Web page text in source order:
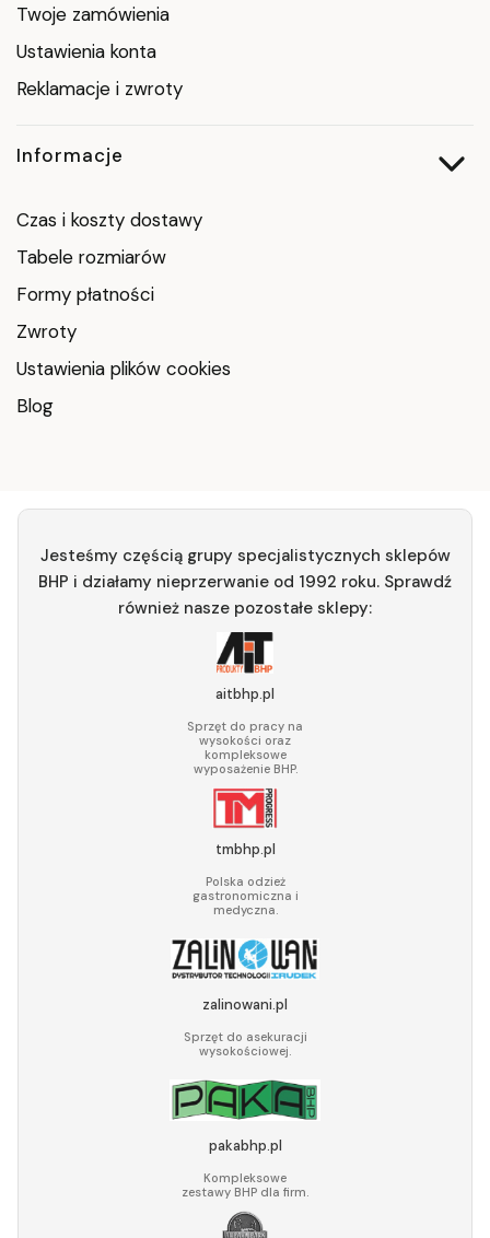
Twoje zamówienia
Ustawienia konta
Reklamacje i zwroty
Informacje
Czas i koszty dostawy
Tabele rozmiarów
Formy płatności
Zwroty
Ustawienia plików cookies
Blog
Jesteśmy częścią grupy specjalistycznych sklepów
BHP i działamy nieprzerwanie od 1992 roku. Sprawdź
również nasze pozostałe sklepy:
aitbhp.pl
Sprzęt do pracy na
wysokości oraz
kompleksowe
wyposażenie BHP.
tmbhp.pl
Polska odzież
gastronomiczna i
medyczna.
zalinowani.pl
Sprzęt do asekuracji
wysokościowej.
pakabhp.pl
Kompleksowe
zestawy BHP dla firm.